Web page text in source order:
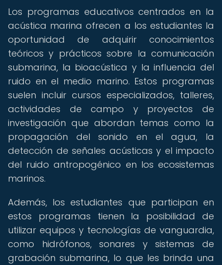
Los programas educativos centrados en la
acústica marina ofrecen a los estudiantes la
oportunidad de adquirir conocimientos
teóricos y prácticos sobre la comunicación
submarina, la bioacústica y la influencia del
ruido en el medio marino. Estos programas
suelen incluir cursos especializados, talleres,
actividades de campo y proyectos de
investigación que abordan temas como la
propagación del sonido en el agua, la
detección de señales acústicas y el impacto
del ruido antropogénico en los ecosistemas
marinos.
Además, los estudiantes que participan en
estos programas tienen la posibilidad de
utilizar equipos y tecnologías de vanguardia,
como hidrófonos, sonares y sistemas de
grabación submarina, lo que les brinda una